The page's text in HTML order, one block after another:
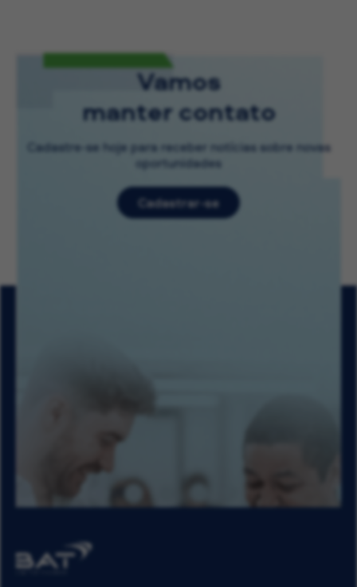
Vamos
manter contato
Cadastre-se hoje para receber notícias sobre novas
oportunidades
Cadastrar-se